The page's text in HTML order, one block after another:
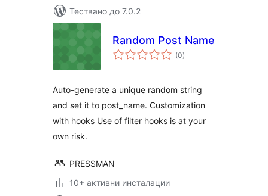
Тествано до 7.0.2
Random Post Name
(0общо
оценки
)
Auto-generate a unique random string
and set it to post_name. Customization
with hooks Use of filter hooks is at your
own risk.
PRESSMAN
10+ активни инсталации